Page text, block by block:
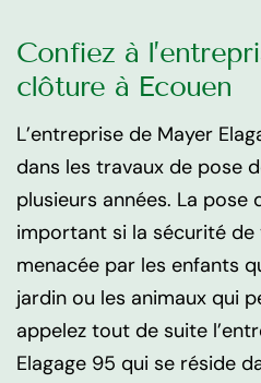
Confiez à
clôture à Ecouen
L’entreprise de Mayer
dans les travaux de pose
plusieurs années. La pose
important si la sécurité
menacée par les enfants
jardin ou les animaux qui
appelez tout de suite
Elagage 95 qui se réside